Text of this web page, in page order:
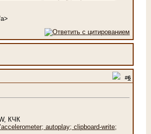
#6
КЧК
autoplay; clipboard-write;